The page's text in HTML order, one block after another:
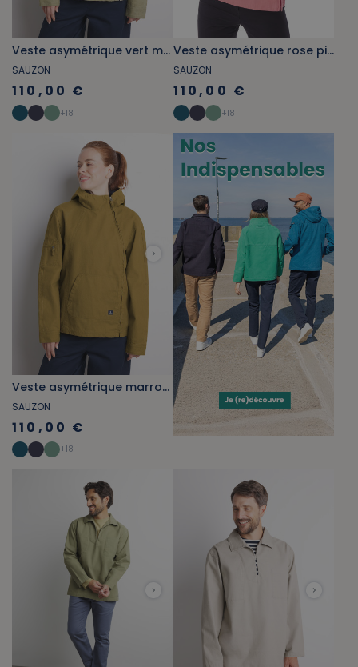
Veste asymétrique vert mousse
SAUZON
110,00 €
+18
Veste asymétrique rose pivoine
SAUZON
110,00 €
+18
Veste asymétrique marron bronze
SAUZON
110,00 €
+18